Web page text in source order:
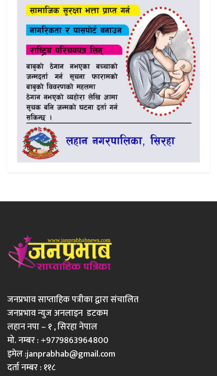
जनप्रभाव साप्ताहिक पत्रीका द्वारा संचालित
जनप्रभाव न्युज अनलाइन डटकम
लहान नपा – १ , सिरहा नेपाल
मो. नम्बर : +9779863964800
इमेल :janprabhab@gmail.com
दर्ता नम्बर : ११८